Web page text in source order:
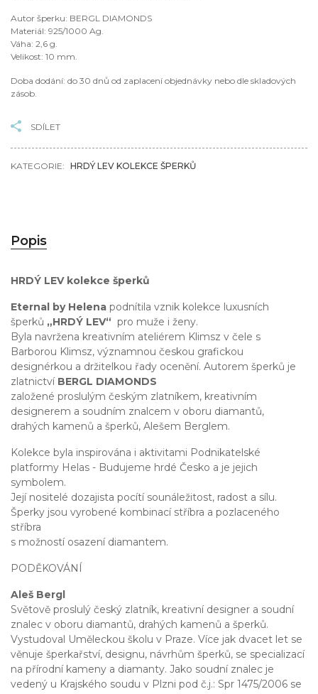
Autor šperku: BERGL DIAMONDS
Materiál: 925/1000 Ag.
Váha: 2,6 g.
Velikost: 10 mm.
Doba dodání: do 30 dnů od zaplacení objednávky nebo dle skladových
zásob.
SDÍLET
KATEGORIE: HRDÝ LEV KOLEKCE ŠPERKŮ
Popis
HRDÝ LEV kolekce šperků
Eternal by Helena podnítila vznik kolekce luxusních
šperků „HRDÝ LEV“ pro muže i ženy.
Byla navržena kreativním ateliérem Klimsz v čele s
Barborou Klimsz, významnou českou grafickou
designérkou a držitelkou řady ocenění. Autorem šperků je
zlatnictví BERGL DIAMONDS
založené proslulým českým zlatníkem, kreativním
designerem a soudním znalcem v oboru diamantů,
drahých kamenů a šperků, Alešem Berglem.
Kolekce byla inspirována i aktivitami Podnikatelské
platformy Helas - Budujeme hrdé Česko a je jejich
symbolem.
Její nositelé dozajista pocítí sounáležitost, radost a sílu.
Šperky jsou vyrobené kombinací stříbra a pozlaceného
stříbra
s možností osazení diamantem.
PODĚKOVÁNÍ
Aleš Bergl
Světově proslulý český zlatník, kreativní designer a soudní
znalec v oboru diamantů, drahých kamenů a šperků.
Vystudoval Uměleckou školu v Praze. Více jak dvacet let se
věnuje šperkařství, designu, návrhům šperků, se specializací
na přírodní kameny a diamanty. Jako soudní znalec je
vedený u Krajského soudu v Plzni pod č.j.: Spr 1475/2006 se